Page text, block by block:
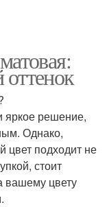
яркое решение,
Однако,
цвет подходит не
стоит
вашему цвету